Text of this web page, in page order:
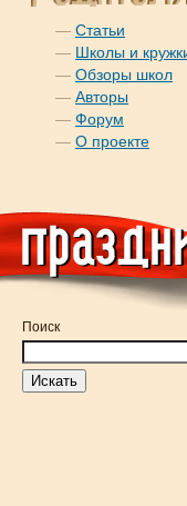
— Статьи
— Школы и
— Обзоры школ
— Авторы
— Форум
— О проекте
Поиск